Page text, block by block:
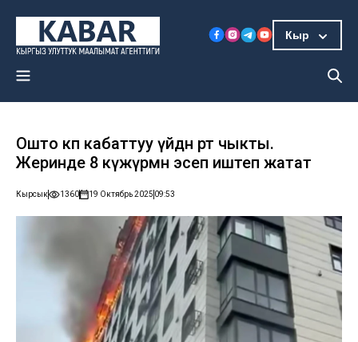
Кыр
Ошто көп кабаттуу үйдөн өрт чыкты.
Жеринде 8 күжүрмөн эсеп иштеп жатат
Кырсык 1360 19 Октябрь 2025 09:53